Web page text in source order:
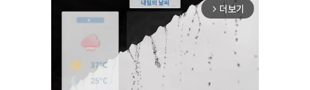
arrow_forward_ios 더보기